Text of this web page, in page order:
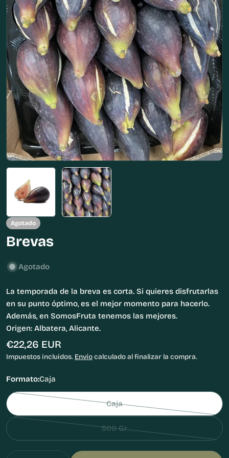
Abrir medios 1 en modal
Agotado
Brevas
Agotado
La temporada de la breva es corta. Si quieres disfrutarlas
en su punto óptimo, es el mejor momento para hacerlo.
Además, en SomosFruta tenemos las mejores.
Origen: Albatera, Alicante.
Precio
habitual
€22,26 EUR
Impuestos incluidos. Envíocalculado al finalizar la compra.
Formato:Caja
Caja
Variante
o
500 Gr
Variante